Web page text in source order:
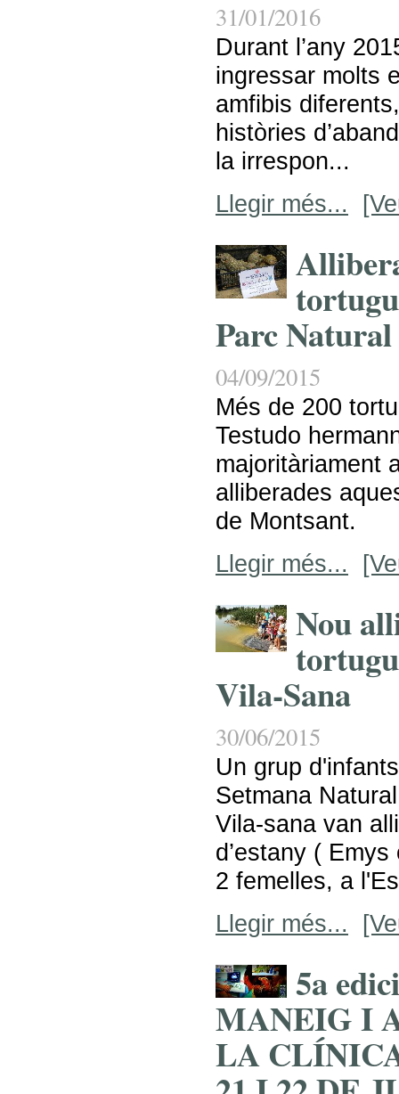
31/01/2016
Durant l’any
ingressar molts
amfibis
històries
la irrespon...
Llegir més...
Parc
04/09/2015
Més de 200
Testudo
majoritàriament
alliberades
de Montsant.
Llegir més...
Nou
Vila-Sana
30/06/2015
Un grup
Setmana
Vila-sana van
d’estany (
2 femelles, a
Llegir més...
5a
MANEIG I
LA